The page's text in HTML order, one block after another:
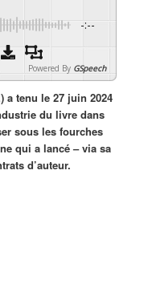
-:--
Powered By GSpeech
a tenu le 27 juin 2024
du livre dans
sous les fourches
qui a lancé – via sa
d’auteur.